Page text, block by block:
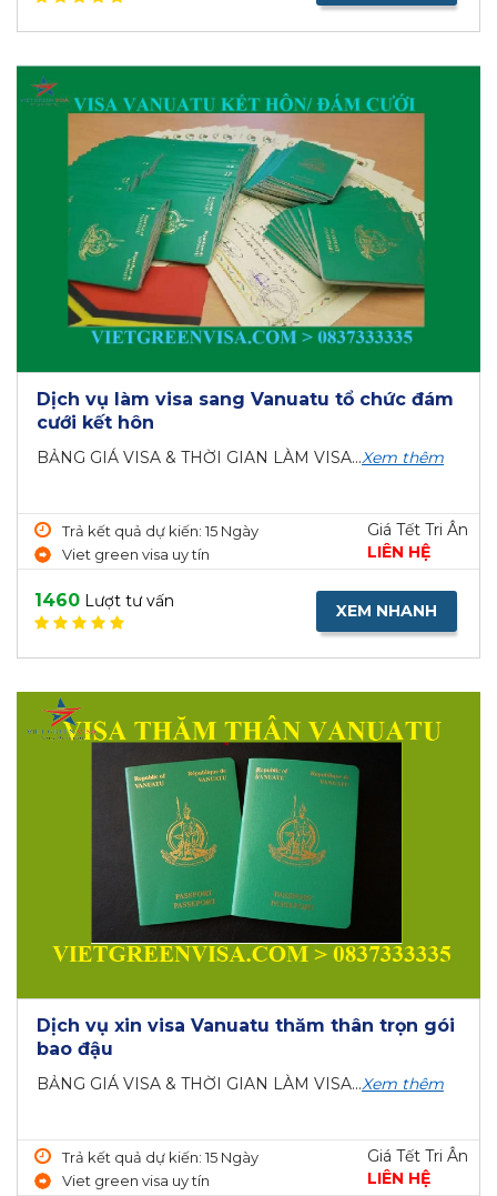
Dịch vụ làm visa sang Vanuatu tổ chức đám
cưới kết hôn
BẢNG GIÁ VISA & THỜI GIAN LÀM VISA...Xem thêm
Trả kết quả dự kiến: 15 Ngày
Viet green visa uy tín
Giá Tết Tri Ân
LIÊN HỆ
1460 Lượt tư vấn XEM NHANH
Dịch vụ xin visa Vanuatu thăm thân trọn gói
bao đậu
BẢNG GIÁ VISA & THỜI GIAN LÀM VISA...Xem thêm
Trả kết quả dự kiến: 15 Ngày
Viet green visa uy tín
Giá Tết Tri Ân
LIÊN HỆ